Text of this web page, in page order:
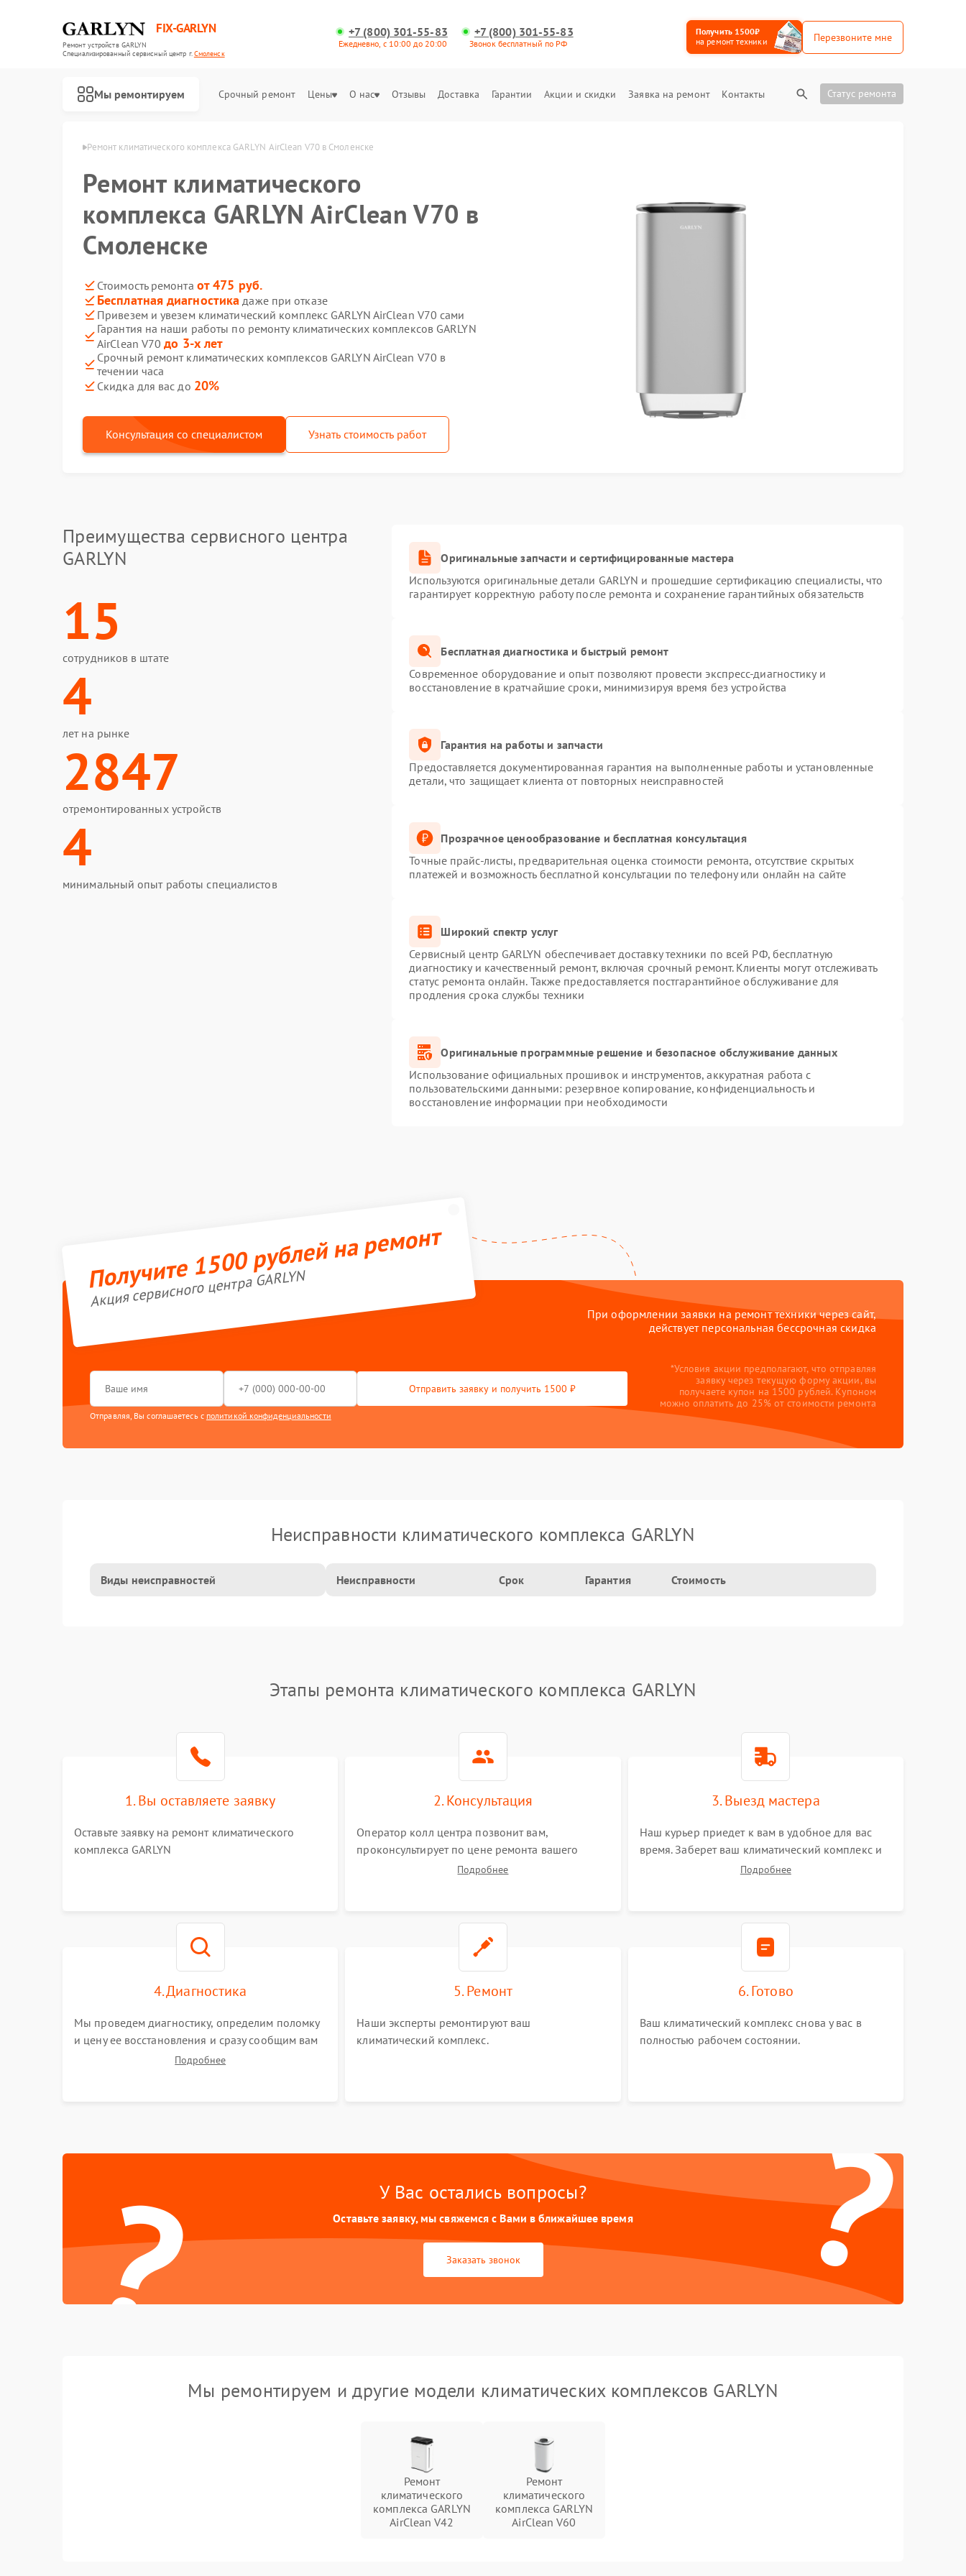
FIX-GARLYN
Ремонт устройств GARLYN
Специализированный cервисный центр г.Смоленск
+7 (800) 301-55-83
Ежедневно, с 10:00 до 20:00
+7 (800) 301-55-83
Звонок бесплатный по РФ
Получить 1500₽
на ремонт техники
Перезвоните мне
Мы ремонтируем Срочный ремонт Цены О нас Отзывы Доставка Гарантии Акции и скидки Заявка на ремонт Контакты Статус ремонта
Ремонт климатического комплекса GARLYN AirClean V70 в Смоленске
Ремонт климатического
комплекса GARLYN AirClean V70 в
Смоленске
Стоимость ремонта от 475 руб.
Бесплатная диагностика даже при отказе
Привезем и увезем климатический комплекс GARLYN AirClean V70 сами
Гарантия на наши работы по ремонту климатических комплексов GARLYN
AirClean V70до 3-х лет
Срочный ремонт климатических комплексов GARLYN AirClean V70 в
течении часа
Скидка для вас до 20%
Консультация со специалистом Узнать стоимость работ
Преимущества сервисного центра
GARLYN
15
сотрудников в штате
4
лет на рынке
2847
отремонтированных устройств
4
минимальный опыт работы специалистов
Оригинальные запчасти и сертифицированные мастера
Используются оригинальные детали GARLYN и прошедшие сертификацию специалисты, что
гарантирует корректную работу после ремонта и сохранение гарантийных обязательств
Бесплатная диагностика и быстрый ремонт
Современное оборудование и опыт позволяют провести экспресс-диагностику и
восстановление в кратчайшие сроки, минимизируя время без устройства
Гарантия на работы и запчасти
Предоставляется документированная гарантия на выполненные работы и установленные
детали, что защищает клиента от повторных неисправностей
Прозрачное ценообразование и бесплатная консультация
Точные прайс-листы, предварительная оценка стоимости ремонта, отсутствие скрытых
платежей и возможность бесплатной консультации по телефону или онлайн на сайте
Широкий спектр услуг
Сервисный центр GARLYN обеспечивает доставку техники по всей РФ, бесплатную
диагностику и качественный ремонт, включая срочный ремонт. Клиенты могут отслеживать
статус ремонта онлайн. Также предоставляется постгарантийное обслуживание для
продления срока службы техники
Оригинальные программные решение и безопасное обслуживание данных
Использование официальных прошивок и инструментов, аккуратная работа с
пользовательскими данными: резервное копирование, конфиденциальность и
восстановление информации при необходимости
Получите 1500 рублей на ремонт
Акция сервисного центра GARLYN
При оформлении заявки на ремонт техники через сайт,
действует персональная бессрочная скидка
Отправить заявку и получить 1500 ₽
Отправляя, Вы соглашаетесь с политикой конфиденциальности
*Условия акции предполагают, что отправляя
заявку через текущую форму акции, вы
получаете купон на 1500 рублей. Купоном
можно оплатить до 25% от стоимости ремонта
Неисправности климатического комплекса GARLYN
Виды неисправностей Неисправности Срок Гарантия Стоимость
Этапы ремонта климатического комплекса GARLYN
1. Вы оставляете заявку
Оставьте заявку на ремонт климатического
комплекса GARLYN
2. Консультация
Оператор колл центра позвонит вам,
проконсультирует по цене ремонта вашего
климатического комплекса а также ответит на
Подробнее
3. Выезд мастера
Наш курьер приедет к вам в удобное для вас
время. Заберет ваш климатический комплекс и
привезет на склад для диагностики.
Подробнее
4. Диагностика
Мы проведем диагностику, определим поломку
и цену ее восстановления и сразу сообщим вам
о сроках ее ремонта.Подробнее
5. Ремонт
Наши эксперты ремонтируют ваш
климатический комплекс.
6. Готово
Ваш климатический комплекс снова у вас в
полностью рабочем состоянии.
? ?
У Вас остались вопросы?
Оставьте заявку, мы свяжемся с Вами в ближайшее время
Заказать звонок
Мы ремонтируем и другие модели климатических комплексов GARLYN
Ремонт
климатического
комплекса GARLYN
AirClean V42
Ремонт
климатического
комплекса GARLYN
AirClean V60